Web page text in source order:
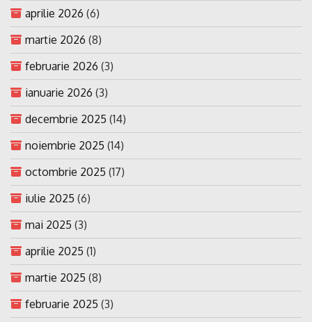
aprilie 2026 (6)
martie 2026 (8)
februarie 2026 (3)
ianuarie 2026 (3)
decembrie 2025 (14)
noiembrie 2025 (14)
octombrie 2025 (17)
iulie 2025 (6)
mai 2025 (3)
aprilie 2025 (1)
martie 2025 (8)
februarie 2025 (3)